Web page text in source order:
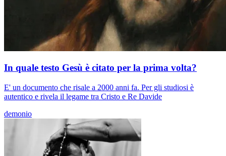
In quale testo Gesù è citato per la prima volta?
E' un documento che risale a 2000 anni fa. Per gli studiosi è
autentico e rivela il legame tra Cristo e Re Davide
demonio